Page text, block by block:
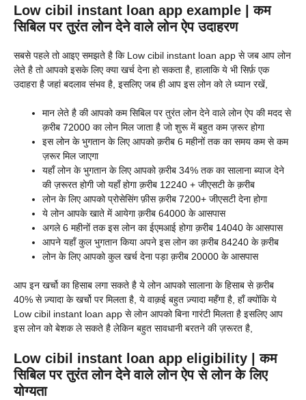
Low cibil instant loan app example | कम
सिबिल पर तुरंत लोन देने वाले लोन ऐप उदाहरण
सबसे पहले तो आइए समझते है कि Low cibil instant loan app से जब आप लोन
लेते है तो आपको इसके लिए क्या खर्च देना हो सकता है, हालाकि ये भी सिर्फ़ एक
उदाहरा है जहां बदलाव संभव है, इसलिए जब ही आप इस लोन को ले ध्यान रखें,
मान लेते है की आपको कम सिबिल पर तुरंत लोन देने वाले लोन ऐप की मदद से
क़रीब 72000 का लोन मिल जाता है जो शुरू में बहुत कम ज़रूर होगा
इस लोन के भुगतान के लिए आपको क़रीब 6 महीनों तक का समय कम से कम
ज़रूर मिल जाएगा
यहाँ लोन के भुगतान के लिए आपको क़रीब 34% तक का सालाना ब्याज देने
की ज़रूरत होगी जो यहाँ होगा क़रीब 12240 + जीएसटी के क़रीब
लोन के लिए आपको प्रोसेसिंग फ़ीस क़रीब 7200+ जीएसटी देना होगा
ये लोन आपके खाते में आयेगा क़रीब 64000 के आसपास
अगले 6 महीनों तक इस लोन का ईएमआई होगा क़रीब 14040 के आसपास
आपने यहाँ कुल भुगतान किया अपने इस लोन का क़रीब 84240 के क़रीब
लोन के लिए आपको कुल खर्च देना पड़ा क़रीब 20000 के आसपास
आप इन खर्चो का हिसाब लगा सकते है ये लोन आपको सालाना के हिसाब से क़रीब
40% से ज़्यादा के खर्चो पर मिलता है, ये वाक़ई बहुत ज़्यादा महँगा है, हाँ क्योंकि ये
Low cibil instant loan app से लोन आपको बिना गारंटी मिलता है इसलिए आप
इस लोन को बेशक ले सकते है लेकिन बहुत सावधानी बरतने की ज़रूरत है,
Low cibil instant loan app eligibility | कम
सिबिल पर तुरंत लोन देने वाले लोन ऐप से लोन के लिए
योग्यता